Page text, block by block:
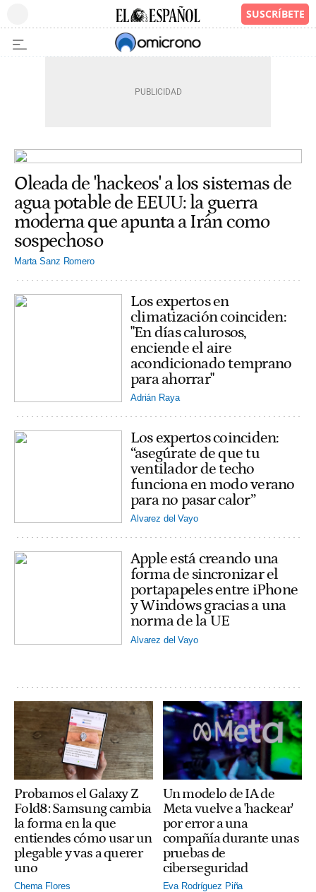
Oleada de 'hackeos' a los sistemas de
agua potable de EEUU: la guerra
moderna que apunta a Irán como
sospechoso
Marta Sanz Romero
Los expertos en
climatización coinciden:
"En días calurosos,
enciende el aire
acondicionado temprano
para ahorrar"
Adrián Raya
Los expertos coinciden:
“asegúrate de que tu
ventilador de techo
funciona en modo verano
para no pasar calor”
Alvarez del Vayo
Apple está creando una
forma de sincronizar el
portapapeles entre iPhone
y Windows gracias a una
norma de la UE
Alvarez del Vayo
Probamos el Galaxy Z
Fold8: Samsung cambia
la forma en la que
entiendes cómo usar un
plegable y vas a querer
uno
Chema Flores
Un modelo de IA de
Meta vuelve a 'hackear'
por error a una
compañía durante unas
pruebas de
ciberseguridad
Eva Rodríguez Piña